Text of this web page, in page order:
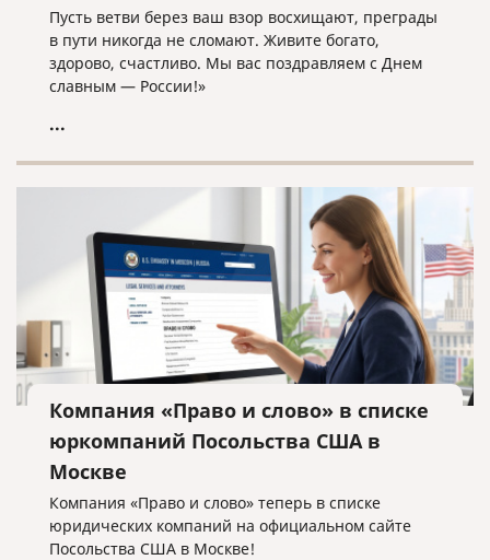
Пусть ветви берез ваш взор восхищают, преграды
в пути никогда не сломают. Живите богато,
здорово, счастливо. Мы вас поздравляем с Днем
славным — России!»
...
Компания «Право и слово» в списке
юркомпаний Посольства США в
Москве
Компания «Право и слово» теперь в списке
юридических компаний на официальном сайте
Посольства США в Москве!